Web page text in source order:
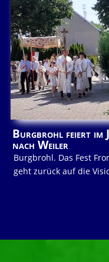
Burgbrohl feiert im
nach Weiler
Burgbrohl. Das Fest
geht zurück auf die